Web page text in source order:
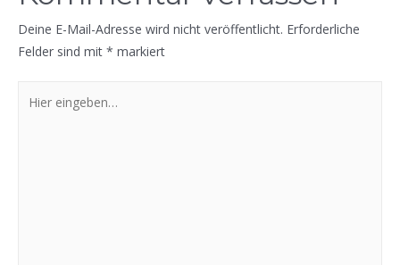
Deine E-Mail-Adresse wird nicht veröffentlicht. Erforderliche
Felder sind mit * markiert
eingeben…